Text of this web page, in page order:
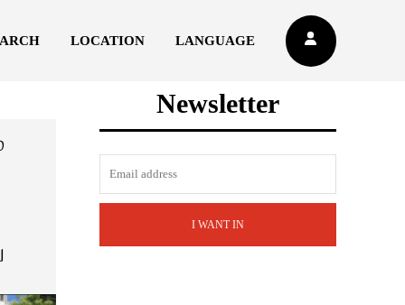
LOCATION LANGUAGE
Newsletter
I WANT IN